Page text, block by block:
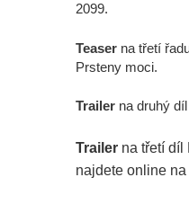
2099.
Teaser na třetí
Prsteny moci.
Trailer na druhý
Trailer na třetí díl
najdete online na